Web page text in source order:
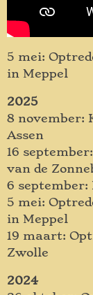
5 mei:
in Meppel
2025
8 november:
Assen
16
van de
6
5 mei:
in Meppel
19 maart:
Zwolle
2024